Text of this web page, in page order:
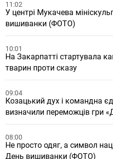
11:02
У центрі Мукачева
вишиванки (ФОТО)
10:01
На Закарпатті стартувала
тварин проти сказу
09:04
Козацький дух і командна
визначили переможців гри
08:00
Не просто одяг, а символ
День вишиванки (ФОТО)